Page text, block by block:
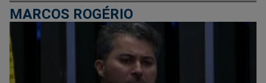
MARCOS ROGÉRIO